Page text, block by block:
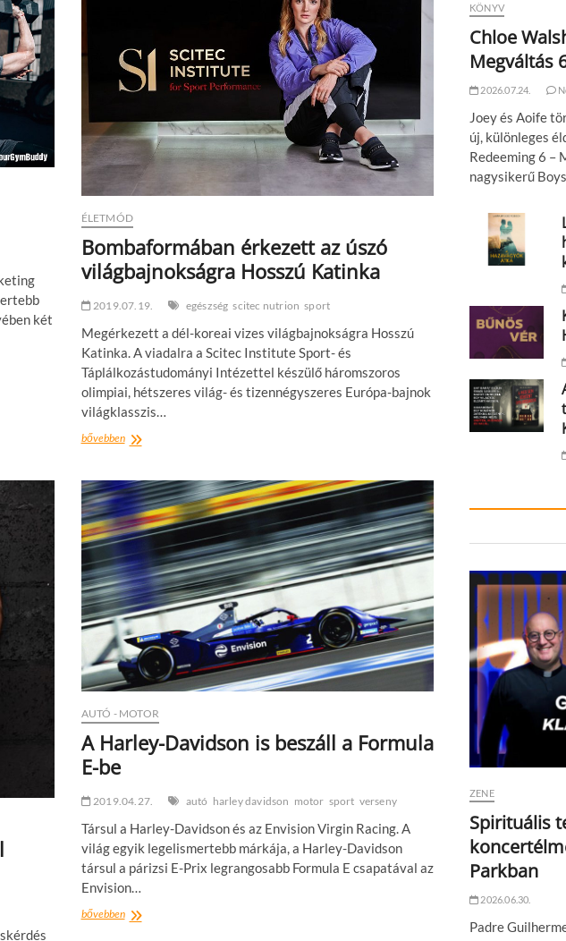
két
ÉLETMÓD
Bombaformában érkezett az úszó
világbajnokságra Hosszú Katinka
2019.07.19. egészség scitec nutrion sport
Megérkezett a dél-koreai vizes világbajnokságra Hosszú
Katinka. A viadalra a Scitec Institute Sport- és
Táplálkozástudományi Intézettel készülő háromszoros
olimpiai, hétszeres világ- és tizennégyszeres Európa-bajnok
világklasszis…
bővebbenBombaformában
úszó
világbajnokságra
Hosszú
Katinka
AUTÓ - MOTOR
A Harley-Davidson is beszáll a Formula
E-be
2019.04.27. autó harley davidson motor sport verseny
Társul a Harley-Davidson és az Envision Virgin Racing. A
világ egyik legelismertebb márkája, a Harley-Davidson
társul a párizsi E-Prix legrangosabb Formula E csapatával az
Envision…
bővebbenA
KÖNYV
Chloe
Megváltás
2026.07.24.
Joey és Aoife
új, különleges
Redeeming 6 –
nagysikerű
ZENE
Spirituális
Parkban
2026.06.30.
Padre